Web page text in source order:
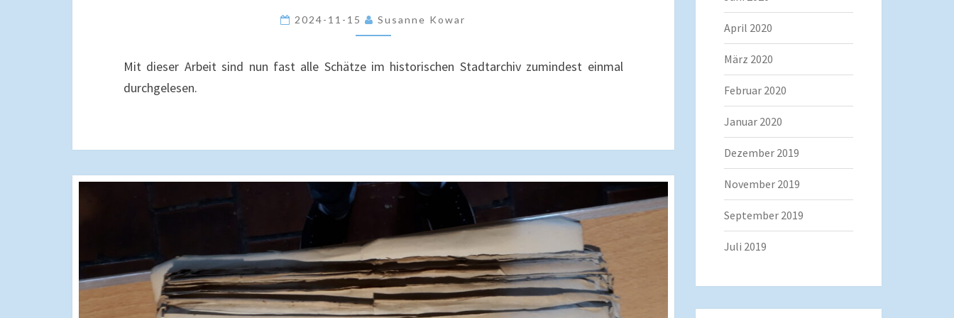
ETAPPE
GESCHAFFT
2024-11-15 Susanne Kowar
Mit dieser Arbeit sind nun fast alle Schätze im historischen Stadtarchiv zumindest einmal
durchgelesen.
April 2020
März 2020
Februar 2020
Januar 2020
Dezember 2019
November 2019
September 2019
Juli 2019